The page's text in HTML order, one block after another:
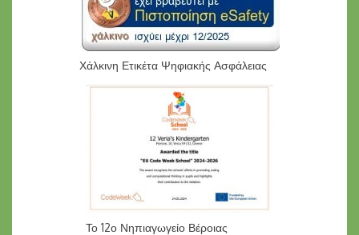
Χάλκινη Ετικέτα Ψηφιακής Ασφάλειας
Το 12ο Νηπιαγωγείο Βέροιας